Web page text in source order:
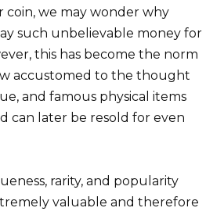
coin, we may wonder why
such unbelievable money for
this has become the norm
accustomed to the thought
and famous physical items
can later be resold for even
rarity, and popularity
valuable and therefore